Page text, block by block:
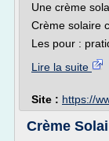
Une crème
Crème solaire
Les pour :
Lire la suite
Site : https://
Crème